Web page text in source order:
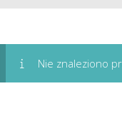
Nie znaleziono